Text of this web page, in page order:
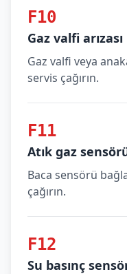
F10
Gaz valfi arızası
Gaz valfi veya
servis çağırın.
F11
Atık gaz
Baca sensörü
çağırın.
F12
Su basınç